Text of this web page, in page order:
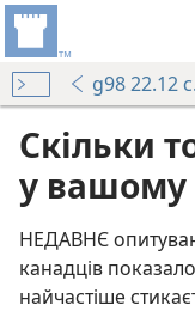
g98 22.12
Скільки
у вашому
НЕДАВНЄ
канадців
найчастіше